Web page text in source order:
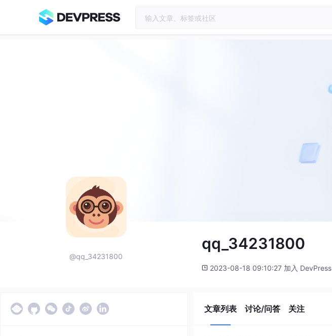
@qq_34231800
qq_34231800
2023-08-18 09:10:27 加入 DevPress
文章列表 讨论/问答 关注